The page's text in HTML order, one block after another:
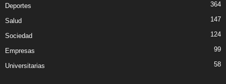
Deportes 364
Salud 147
Sociedad 124
Empresas 99
Universitarias 58